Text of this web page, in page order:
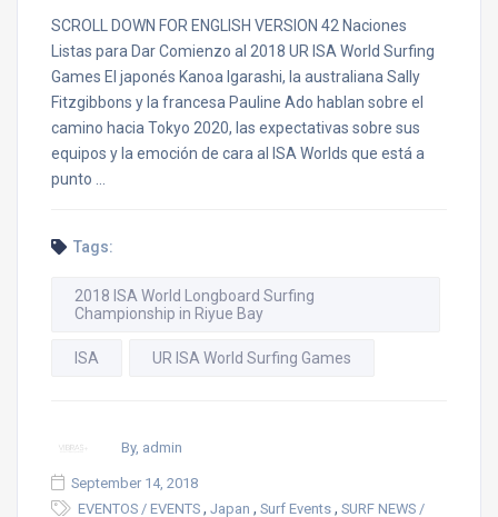
SCROLL DOWN FOR ENGLISH VERSION 42 Naciones
Listas para Dar Comienzo al 2018 UR ISA World Surfing
Games El japonés Kanoa Igarashi, la australiana Sally
Fitzgibbons y la francesa Pauline Ado hablan sobre el
camino hacia Tokyo 2020, las expectativas sobre sus
equipos y la emoción de cara al ISA Worlds que está a
punto …
Tags:
2018 ISA World Longboard Surfing
Championship in Riyue Bay
ISA UR ISA World Surfing Games
By, admin
September 14, 2018
EVENTOS / EVENTS , Japan , Surf Events , SURF NEWS /